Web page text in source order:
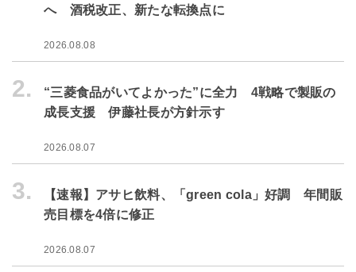
へ 酒税改正、新たな転換点に
2026.08.08
2.
“三菱食品がいてよかった”に全力 4戦略で製販の
成長支援 伊藤社長が方針示す
2026.08.07
3.
【速報】アサヒ飲料、「green cola」好調 年間販
売目標を4倍に修正
2026.08.07